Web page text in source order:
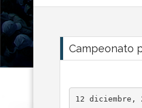
Campeonato
12 diciembre,